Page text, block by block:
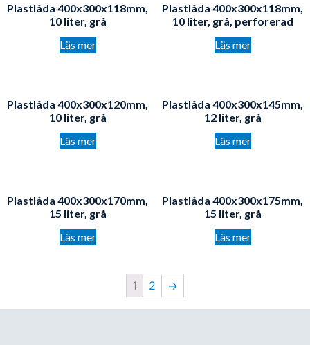
Plastlåda 400x300x118mm,
10 liter, grå
Läs mer
Plastlåda 400x300x118mm,
10 liter, grå, perforerad
Läs mer
Plastlåda 400x300x120mm,
10 liter, grå
Läs mer
Plastlåda 400x300x145mm,
12 liter, grå
Läs mer
Plastlåda 400x300x170mm,
15 liter, grå
Läs mer
Plastlåda 400x300x175mm,
15 liter, grå
Läs mer
1 2 →